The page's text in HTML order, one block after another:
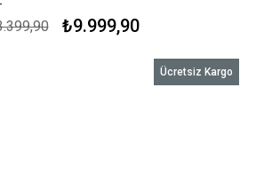
₺9.999,90
Ücretsiz Kargo